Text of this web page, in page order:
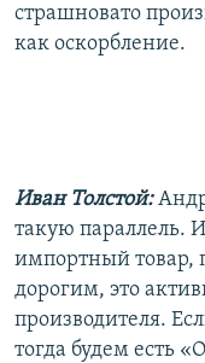
страшновато
как оскорбление.
Иван Толстой:
такую параллель.
импортный товар,
дорогим, это
производителя.
тогда будем есть